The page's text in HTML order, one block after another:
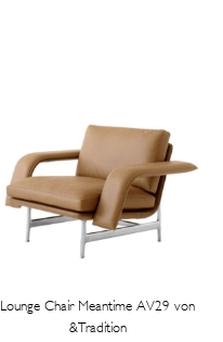
Lounge Chair Meantime AV29 von
&Tradition